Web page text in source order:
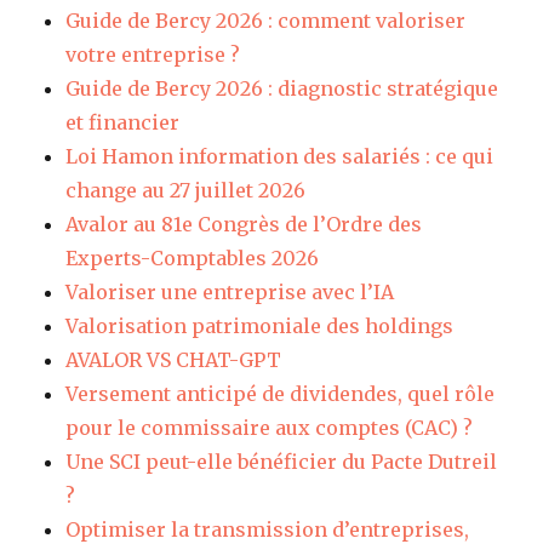
Guide de Bercy 2026 : comment valoriser
votre entreprise ?
Guide de Bercy 2026 : diagnostic stratégique
et financier
Loi Hamon information des salariés : ce qui
change au 27 juillet 2026
Avalor au 81e Congrès de l’Ordre des
Experts-Comptables 2026
Valoriser une entreprise avec l’IA
Valorisation patrimoniale des holdings
AVALOR VS CHAT-GPT
Versement anticipé de dividendes, quel rôle
pour le commissaire aux comptes (CAC) ?
Une SCI peut-elle bénéficier du Pacte Dutreil
?
Optimiser la transmission d’entreprises,